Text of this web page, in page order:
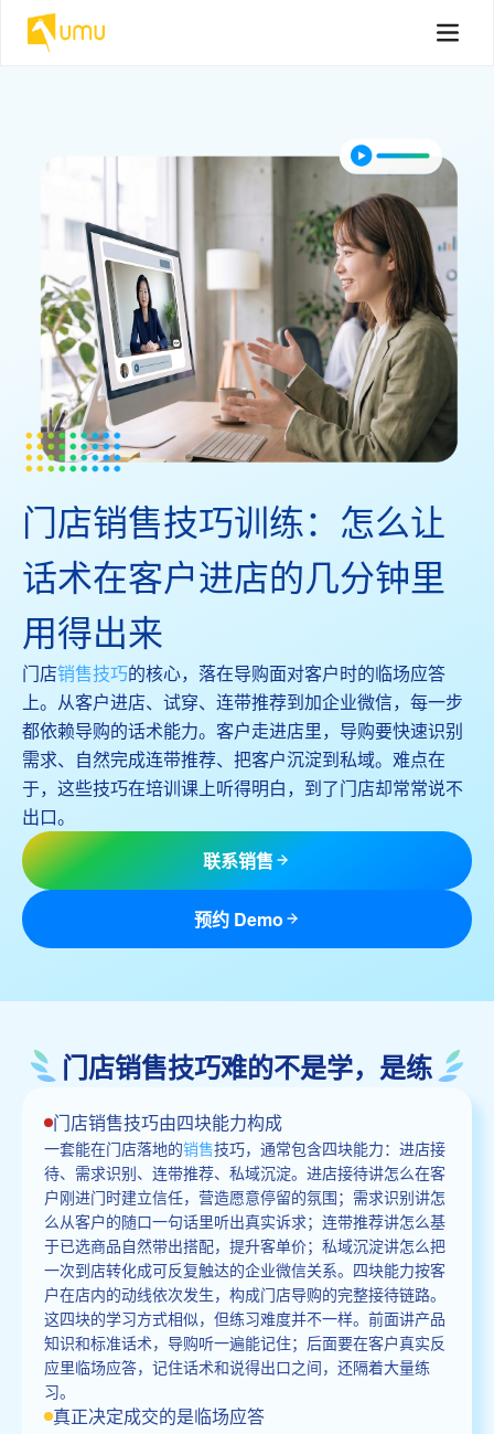
门店销售技巧训练：怎么让
话术在客户进店的几分钟里
用得出来
门店销售技巧的核心，落在导购面对客户时的临场应答
上。从客户进店、试穿、连带推荐到加企业微信，每一步
都依赖导购的话术能力。客户走进店里，导购要快速识别
需求、自然完成连带推荐、把客户沉淀到私域。难点在
于，这些技巧在培训课上听得明白，到了门店却常常说不
出口。
联系销售
预约 Demo
门店销售技巧难的不是学，是练
门店销售技巧由四块能力构成
一套能在门店落地的销售技巧，通常包含四块能力：进店接
待、需求识别、连带推荐、私域沉淀。进店接待讲怎么在客
户刚进门时建立信任，营造愿意停留的氛围；需求识别讲怎
么从客户的随口一句话里听出真实诉求；连带推荐讲怎么基
于已选商品自然带出搭配，提升客单价；私域沉淀讲怎么把
一次到店转化成可反复触达的企业微信关系。四块能力按客
户在店内的动线依次发生，构成门店导购的完整接待链路。
这四块的学习方式相似，但练习难度并不一样。前面讲产品
知识和标准话术，导购听一遍能记住；后面要在客户真实反
应里临场应答，记住话术和说得出口之间，还隔着大量练
习。
真正决定成交的是临场应答